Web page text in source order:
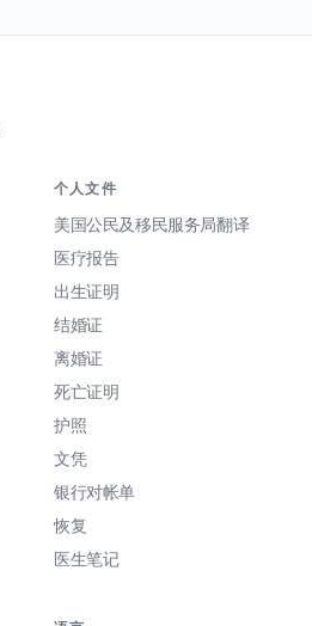
个人文件
美国公民及移民服务局翻译
医疗报告
出生证明
结婚证
离婚证
死亡证明
护照
文凭
银行对帐单
恢复
医生笔记